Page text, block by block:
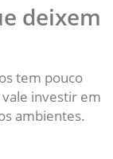
deixem
tem pouco
vale investir em
ambientes.